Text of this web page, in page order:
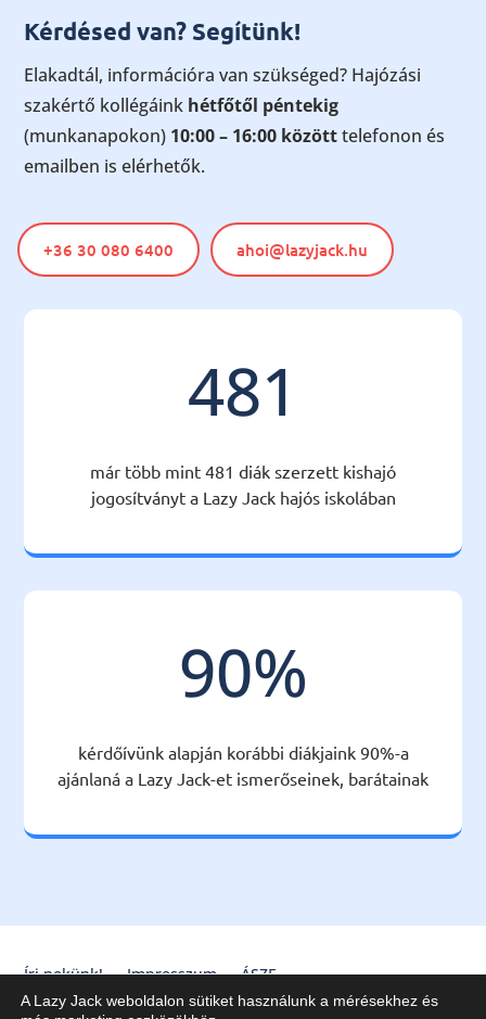
Kérdésed van? Segítünk!
Elakadtál, információra van szükséged? Hajózási
szakértő kollégáink hétfőtől péntekig
(munkanapokon) 10:00 – 16:00 közötttelefonon és
emailben is elérhetők.
+36 30 080 6400 ahoi@lazyjack.hu
481
már több mint 481 diák szerzett kishajó
jogosítványt a Lazy Jack hajós iskolában
90%
kérdőívünk alapján korábbi diákjaink 90%-a
ajánlaná a Lazy Jack-et ismerőseinek, barátainak
Írj nekünk! Impresszum
ÁSZF
Lazy Jack Kft. © 2020-2025
A Lazy Jack weboldalon sütiket használunk a mérésekhez és